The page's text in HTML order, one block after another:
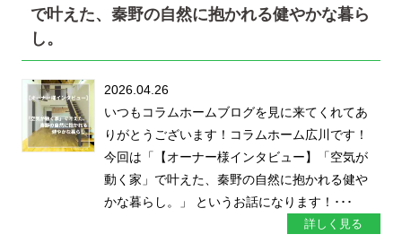
で叶えた、秦野の自然に抱かれる健やかな暮ら
し。
2026.04.26
いつもコラムホームブログを見に来てくれてあ
りがとうございます！コラムホーム広川です！
今回は「【オーナー様インタビュー】「空気が
動く家」で叶えた、秦野の自然に抱かれる健や
かな暮らし。」 というお話になります！･･･
詳しく見る